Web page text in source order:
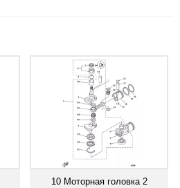
10 Моторная головка 2